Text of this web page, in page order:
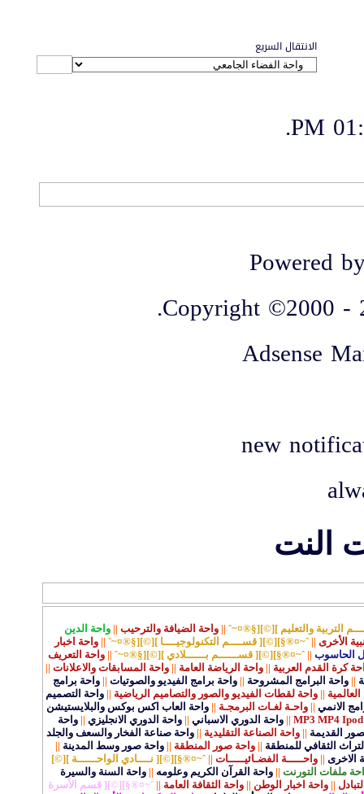
الانتقال السريع
.
Powered
Copyright ©2000 -
Adsense
new
النت
التربية والتعليم ][©][§®¤~ˆ ||واحة الضيافة والترحيب ||واحة الدين
الأخرى || ˆ~¤®§][©][ قســــم التكنولوجيــــا ][©][§®¤~ˆ || واحة اخبار
الحاسوب ||ˆ~¤®§][©][ قســــــم بــــــلادي ][©][§®¤~ˆ ||واحة التعريف
كرة القدم العربية || واحة الرياضة العامة || واحة المسابقات والاعلانات ||
|| واحة البرامج المشروحة || واحة برامج الفيديو والصوتيات || واحة برامج
|| واحة لقطات الفيديو والصور والتصاميم الرياضية || واحة التصميم
الانمي || واحـة لغـات البرمجـة || واحة العاب اكس بوكس والبلايستيشن
|| واحة الدوري الاسباني || واحة الدوري الانجليزي || واحة
القديمة ||واحة الصناعة التقليدية ||واحة صناعة الفخار والسعف والجلد
الثقافي للمنطقة ||واحة صور المنطقة ||واحة صور وسط المدينة ||
الاخرى || واحـــــة الفضـائيـــــات || ˆ~¤®§][©][ نــــادي الواحــــــة ][©]
ملفات التورنت || واحة القرآن الكريم وعلومه || واحة السنة والسيرة
|| واحة اخبار الوطن || واحة الثقافة العامة || ˆ~¤®§][©][ قسم الأسرة